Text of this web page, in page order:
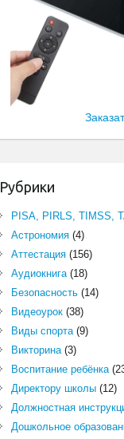
Рубрики
PISA, PIRLS, TIMSS,
Астрономия(4)
Аттестация(156)
Аудиокнига(18)
Безопасность(14)
Видеоурок(38)
Виды спорта(9)
Викторина(3)
Воспитание ребёнка
Директору школы(12)
Должностная
Дошкольное